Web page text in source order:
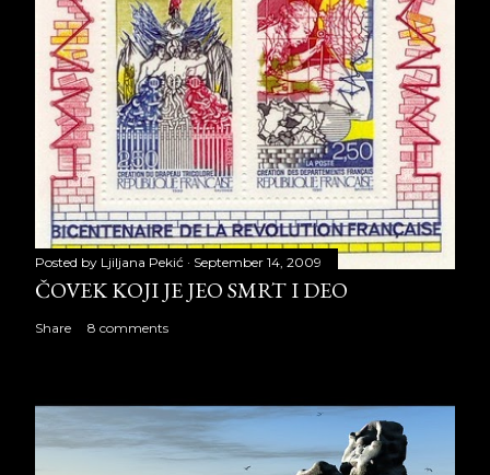
Posted by Ljiljana Pekić September 14, 2009
ČOVEK KOJI JE JEO SMRT I DEO
Share 8 comments